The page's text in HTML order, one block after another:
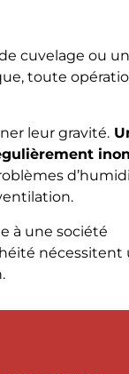
cuvelage ou un
toute
leur gravité.
à une société
nécessitent